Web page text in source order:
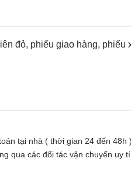
đỏ, phiếu giao hàng, phiếu
tại nhà ( thời gian 24 đến 48h )
qua các đối tác vận chuyển uy